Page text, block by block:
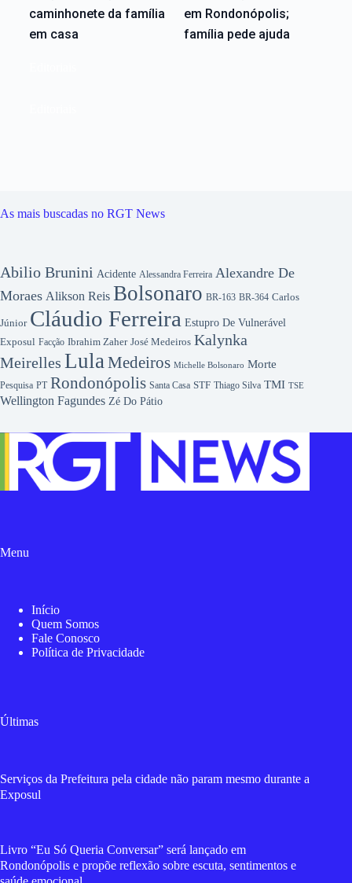
caminhonete da família
em casa
em Rondonópolis;
família pede ajuda
As mais buscadas no RGT News
Abilio Brunini Acidente Alessandra Ferreira Alexandre De
Moraes Alikson Reis Bolsonaro BR-163 BR-364 Carlos
Júnior Cláudio Ferreira Estupro De Vulnerável
Exposul Facção Ibrahim Zaher José Medeiros Kalynka
Meirelles Lula Medeiros Michelle Bolsonaro Morte
Pesquisa PT Rondonópolis Santa Casa STF Thiago Silva TMI TSE
Wellington Fagundes Zé Do Pátio
Menu
Início
Quem Somos
Fale Conosco
Política de Privacidade
Últimas
Serviços da Prefeitura pela cidade não param mesmo durante a
Exposul
Livro “Eu Só Queria Conversar” será lançado em
Rondonópolis e propõe reflexão sobre escuta, sentimentos e